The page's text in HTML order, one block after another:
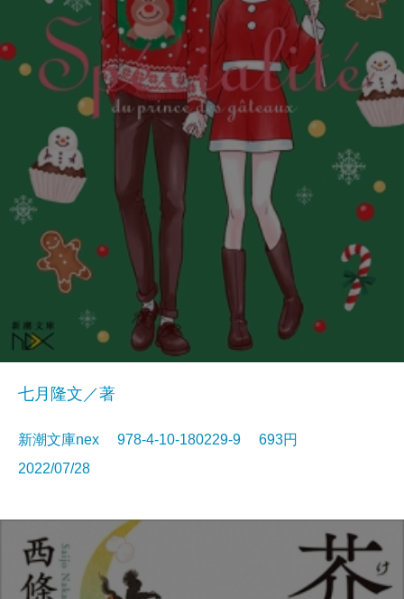
七月隆文／著
新潮文庫nex 978-4-10-180229-9 693円
2022/07/28